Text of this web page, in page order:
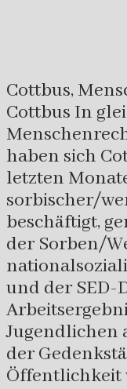
Cottbus,
Cottbus In
haben sich
letzten
sorbischer/
beschäftigt,
der Sorben/
und der
Jugendlichen
der
Öffentlichkeit